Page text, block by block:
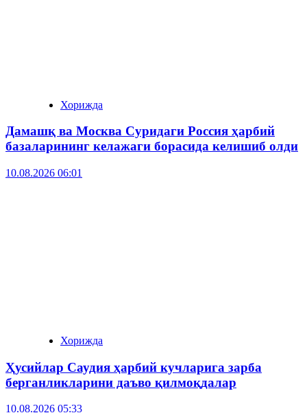
Хорижда
Дамашқ ва Москва Суридаги Россия ҳарбий
базаларининг келажаги борасида келишиб олди
10.08.2026 06:01
Хорижда
Ҳусийлар Саудия ҳарбий кучларига зарба
берганликларини даъво қилмоқдалар
10.08.2026 05:33